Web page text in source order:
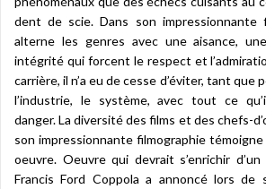
dent de scie. Dans son impressionnante
alterne les genres avec une aisance,
intégrité qui forcent le respect et
carrière, il n’a eu de cesse d’éviter, tant que
l’industrie, le système, avec tout ce
danger. La diversité des films et des chefs-
son impressionnante filmographie
oeuvre. Oeuvre qui devrait s’enrichir
Francis Ford Coppola a annoncé lors de